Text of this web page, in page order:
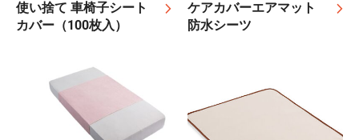
使い捨て 車椅子シート
カバー（100枚入）
ケアカバーエアマット
防水シーツ